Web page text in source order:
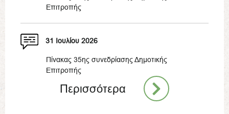
Επιτροπής
31 Ιουλίου 2026
Πίνακας 35ης συνεδρίασης Δημοτικής
Επιτροπής
Περισσότερα